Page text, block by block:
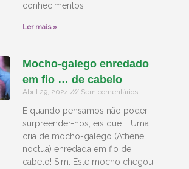
conhecimentos
Ler mais »
Mocho-galego enredado
em fio … de cabelo
Abril 29, 2024 Sem comentários
E quando pensamos não poder
surpreender-nos, eis que … Uma
cria de mocho-galego (Athene
noctua) enredada em fio de
cabelo! Sim. Este mocho chegou